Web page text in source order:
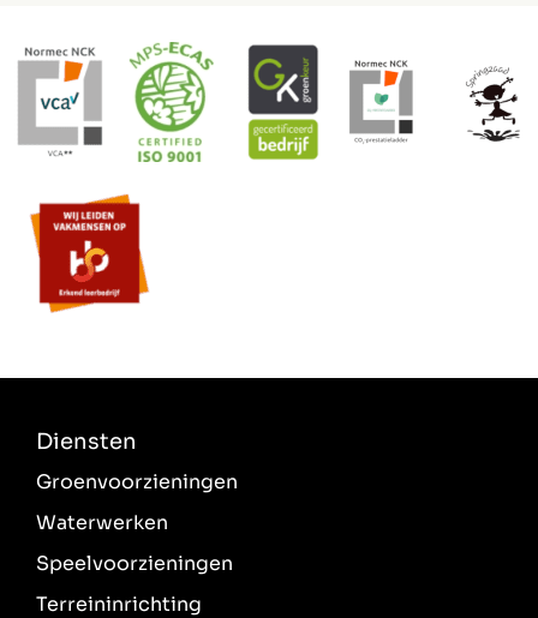
Diensten
Groenvoorzieningen
Waterwerken
Speelvoorzieningen
Terreininrichting